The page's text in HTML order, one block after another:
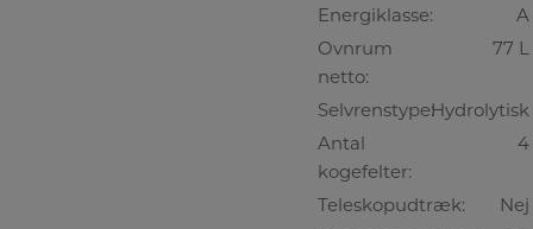
Energiklasse:
A
Ovnrum
netto:
77 L
Selvrenstype:Hydrolytisk
Antal
kogefelter:
4
Teleskopudtræk:
Nej